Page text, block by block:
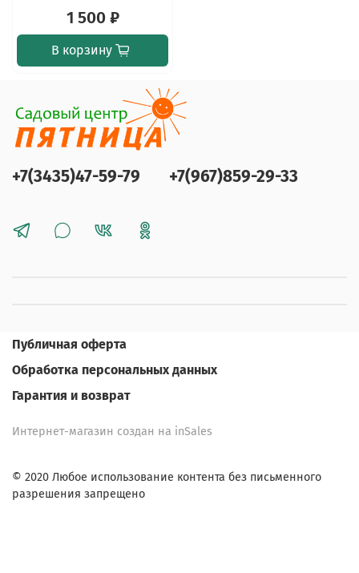
1 500 ₽
В корзину
+7(3435)47-59-79 +7(967)859-29-33
Публичная оферта
Обработка персональных данных
Гарантия и возврат
Интернет-магазин создан на inSales
© 2020 Любое использование контента без письменного
разрешения запрещено